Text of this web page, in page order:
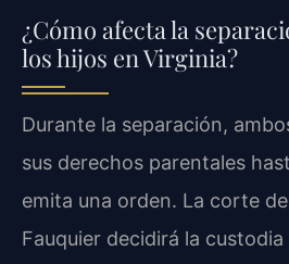
¿Cómo afecta la
los hijos en Virginia?
Durante la separación,
sus derechos parentales
emita una orden. La corte
Fauquier decidirá la